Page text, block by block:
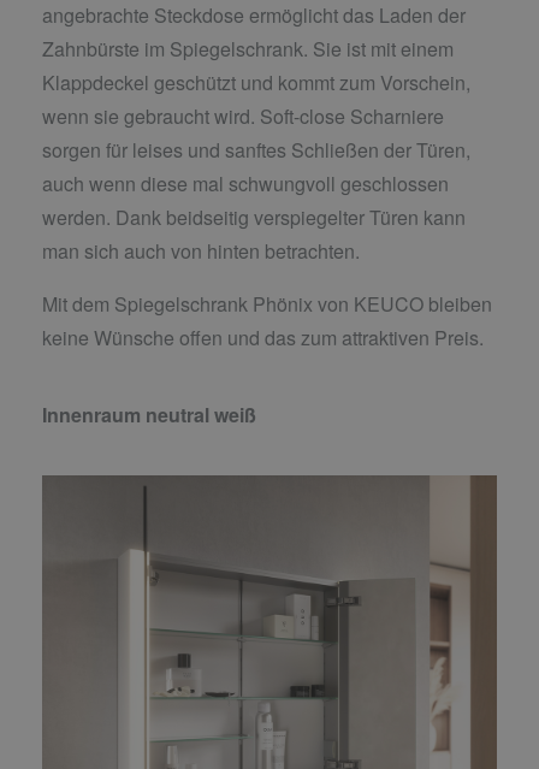
angebrachte Steckdose ermöglicht das Laden der
Zahnbürste im Spiegelschrank. Sie ist mit einem
Klappdeckel geschützt und kommt zum Vorschein,
wenn sie gebraucht wird. Soft-close Scharniere
sorgen für leises und sanftes Schließen der Türen,
auch wenn diese mal schwungvoll geschlossen
werden. Dank beidseitig verspiegelter Türen kann
man sich auch von hinten betrachten.
Mit dem Spiegelschrank Phönix von KEUCO bleiben
keine Wünsche offen und das zum attraktiven Preis.
Innenraum neutral weiß